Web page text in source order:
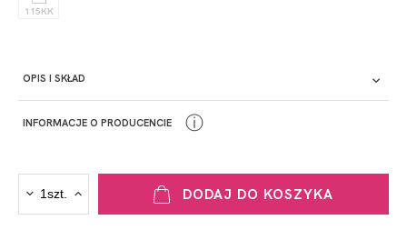
115KK
OPIS I SKŁAD
INFORMACJE O PRODUCENCIE ⓘ
DODAJ DO KOSZYKA